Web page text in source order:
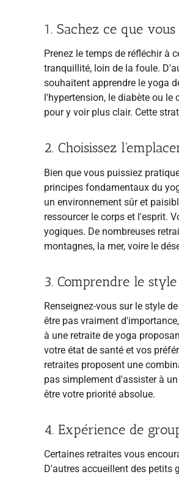
1. Sachez ce que
Prenez le temps de réfléchir à
tranquillité, loin de la foule.
souhaitent apprendre le yoga
l'hypertension, le diabète ou
pour y voir plus clair. Cette
2. Choisissez
Bien que vous puissiez
principes fondamentaux du
un environnement sûr et
ressourcer le corps et l'esprit.
yogiques. De nombreuses
montagnes, la mer, voire le
3. Comprendre le
Renseignez-vous sur le style
être pas vraiment
à une retraite de yoga
votre état de santé et vos
retraites proposent une
pas simplement d'assister à
être votre priorité absolue.
4. Expérience de
Certaines retraites vous
D'autres accueillent des petits